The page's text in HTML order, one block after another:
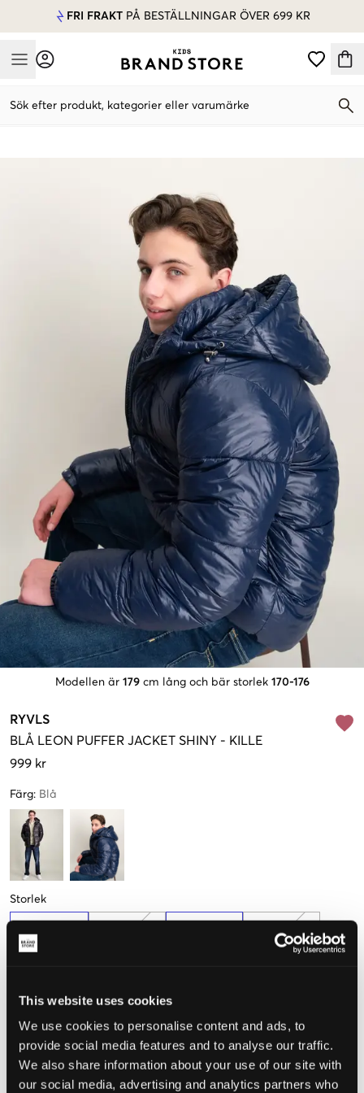
This website uses cookies
We use cookies to personalise content and ads, to
provide social media features and to analyse our traffic.
We also share information about your use of our site with
our social media, advertising and analytics partners who
FRI FRAKT PÅ BESTÄLLNINGAR ÖVER 699 KR
Mobile Menu
Sök efter produkt, kategorier eller varumärke
Modellen är 179 cm lång och bär storlek 170-176
RYVLS
BLÅ LEON PUFFER JACKET SHINY - KILLE
999 kr
Färg: Blå
Storlek
134-140 cm 170-176 cm
Liten Perfekt
STORLEKSGUIDE